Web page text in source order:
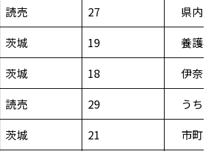
読売 27
県内
茨城 19
養護
茨城 18
伊奈
読売 29
うち
茨城 21
市町